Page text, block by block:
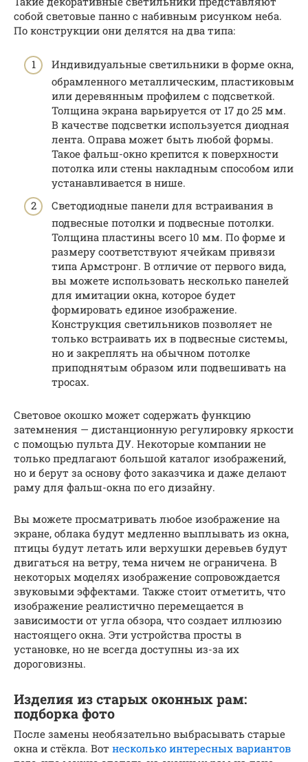
собой световые панно с набивным рисунком неба.
По конструкции они делятся на два типа:
Индивидуальные светильники в форме окна,
обрамленного металлическим, пластиковым
или деревянным профилем с подсветкой.
Толщина экрана варьируется от 17 до 25 мм.
В качестве подсветки используется диодная
лента. Оправа может быть любой формы.
Такое фальш-окно крепится к поверхности
потолка или стены накладным способом или
устанавливается в нише.
Светодиодные панели для встраивания в
подвесные потолки и подвесные потолки.
Толщина пластины всего 10 мм. По форме и
размеру соответствуют ячейкам привязи
типа Армстронг. В отличие от первого вида,
вы можете использовать несколько панелей
для имитации окна, которое будет
формировать единое изображение.
Конструкция светильников позволяет не
только встраивать их в подвесные системы,
но и закреплять на обычном потолке
приподнятым образом или подвешивать на
тросах.
Световое окошко может содержать функцию
затемнения — дистанционную регулировку яркости
с помощью пульта ДУ. Некоторые компании не
только предлагают большой каталог изображений,
но и берут за основу фото заказчика и даже делают
раму для фальш-окна по его дизайну.
Вы можете просматривать любое изображение на
экране, облака будут медленно выплывать из окна,
птицы будут летать или верхушки деревьев будут
двигаться на ветру, тема ничем не ограничена. В
некоторых моделях изображение сопровождается
звуковыми эффектами. Также стоит отметить, что
изображение реалистично перемещается в
зависимости от угла обзора, что создает иллюзию
настоящего окна. Эти устройства просты в
установке, но не всегда доступны из-за их
дороговизны.
Изделия из старых оконных рам:
подборка фото
После замены необязательно выбрасывать старые
окна и стёкла. Вот несколько интересных вариантов